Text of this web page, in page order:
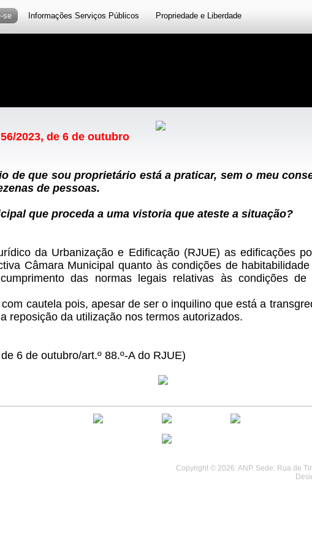
se Informações Serviços Públicos Propriedade e Liberdade
2023, de 6 de outubro
de que sou proprietário está a praticar, sem o meu
de pessoas.
que proceda a uma vistoria que ateste a situação?
da Urbanização e Edificação (RJUE) as edificações
Câmara Municipal quanto às condições de
das normas legais relativas às condições de
cautela pois, apesar de ser o inquilino que está a
reposição da utilização nos termos autorizados.
6 de outubro/art.º 88.º-A do RJUE)
Copyright © 2026. ANP. Sede: Rua de